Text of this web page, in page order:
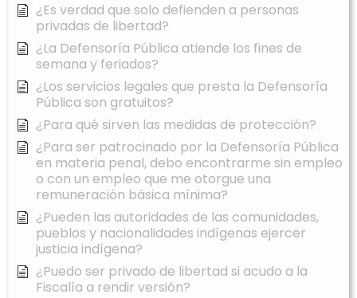
¿Es verdad que solo defienden a personas
privadas de libertad?
¿La Defensoría Pública atiende los fines de
semana y feriados?
¿Los servicios legales que presta la Defensoría
Pública son gratuitos?
¿Para qué sirven las medidas de protección?
¿Para ser patrocinado por la Defensoría Pública
en materia penal, debo encontrarme sin empleo
o con un empleo que me otorgue una
remuneración básica mínima?
¿Pueden las autoridades de las comunidades,
pueblos y nacionalidades indígenas ejercer
justicia indígena?
¿Puedo ser privado de libertad si acudo a la
Fiscalía a rendir versión?